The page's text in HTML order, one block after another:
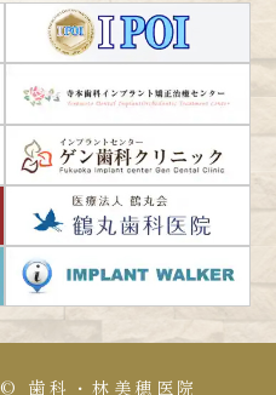
© 歯科・林美穂医院